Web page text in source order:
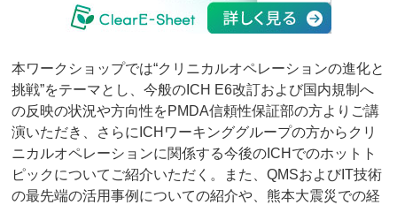
本ワークショップでは“クリニカルオペレーションの進化と
挑戦”をテーマとし、今般のICH E6改訂および国内規制へ
の反映の状況や方向性をPMDA信頼性保証部の方よりご講
演いただき、さらにICHワーキンググループの方からクリ
ニカルオペレーションに関係する今後のICHでのホットト
ピックについてご紹介いただく。また、QMSおよびIT技術
の最先端の活用事例についての紹介や、熊本大震災での経